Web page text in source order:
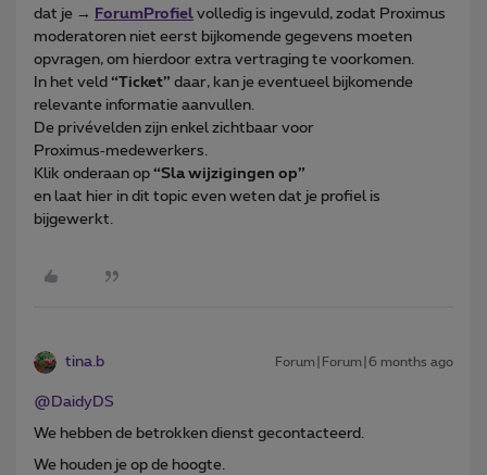
dat je →
ForumProfiel volledig is ingevuld, zodat Proximus
moderatoren niet eerst bijkomende gegevens moeten
opvragen, om hierdoor extra vertraging te voorkomen.
In het veld “Ticket” daar, kan je eventueel bijkomende
relevante informatie aanvullen.
De privévelden zijn enkel zichtbaar voor
Proximus‑medewerkers.
Klik onderaan op “Sla wijzigingen op”
en laat hier in dit topic even weten dat je profiel is
bijgewerkt.
tina.b Forum|Forum|6 months ago
@DaidyDS
We hebben de betrokken dienst gecontacteerd.
We houden je op de hoogte.